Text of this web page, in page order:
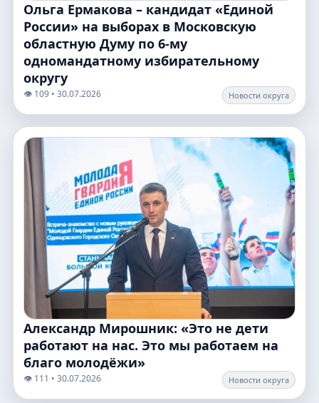
Ольга Ермакова – кандидат «Единой
России» на выборах в Московскую
областную Думу по 6-му
одномандатному избирательному
округу
👁️ 109 • 30.07.2026 Новости округа
Александр Мирошник: «Это не дети
работают на нас. Это мы работаем на
благо молодёжи»
👁️ 111 • 30.07.2026 Новости округа